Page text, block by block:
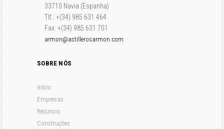
33710 Navia (Espanha)
Tlf.: +(34) 985 631 464
Fax: +(34) 985 631 701
armon@astillerosarmon.com
SOBRE NÓS
Início
Empresas
Recursos
Construções